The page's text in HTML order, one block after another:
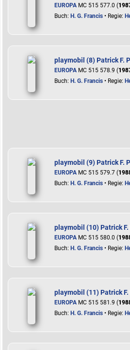
EUROPA MC 515 577.0 (
Buch: H. G. Francis • Regie:
playmobil (8) Patrick F.
EUROPA MC 515 578.9 (
Buch: H. G. Francis • Regie:
playmobil (9) Patrick F.
EUROPA MC 515 579.7 (
Buch: H. G. Francis • Regie:
playmobil (10) Patrick
EUROPA MC 515 580.0 (
Buch: H. G. Francis • Regie:
playmobil (11) Patrick
EUROPA MC 515 581.9 (
Buch: H. G. Francis • Regie: